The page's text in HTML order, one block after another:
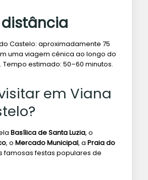
distância
Castelo: aproximadamente 75
uma viagem cénica ao longo do
Tempo estimado: 50–60 minutos.
em Viana
Basílica de Santa Luzia, o
, o Mercado Municipal, a Praia do
famosas festas populares de